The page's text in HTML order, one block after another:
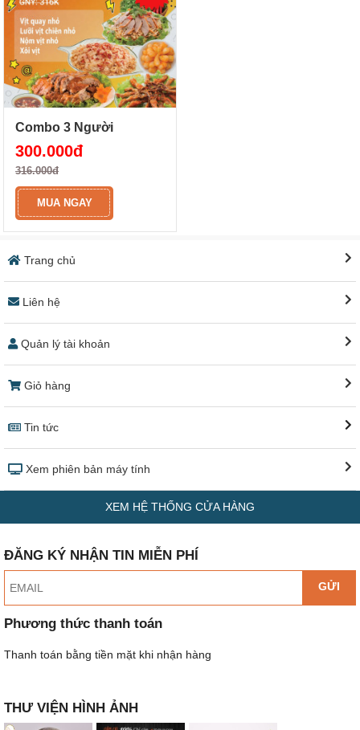
Combo 3 Người
300.000đ
316.000đ
MUA NGAY
Trang chủ
Liên hệ
Quản lý tài khoản
Giỏ hàng
Tin tức
Xem phiên bản máy tính
XEM HỆ THỐNG CỬA HÀNG
ĐĂNG KÝ NHẬN TIN MIỄN PHÍ
GỬI
Phương thức thanh toán
Thanh toán bằng tiền mặt khi nhận hàng
THƯ VIỆN HÌNH ẢNH